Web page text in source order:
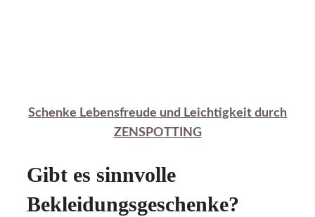
Schenke Lebensfreude und Leichtigkeit durch
ZENSPOTTING
Gibt es sinnvolle
Bekleidungsgeschenke?